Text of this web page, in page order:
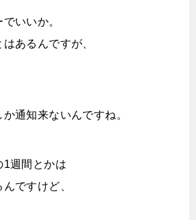
いいか。
あるんですが、
通知来ないんですね。
1週間とかは
ですけど、